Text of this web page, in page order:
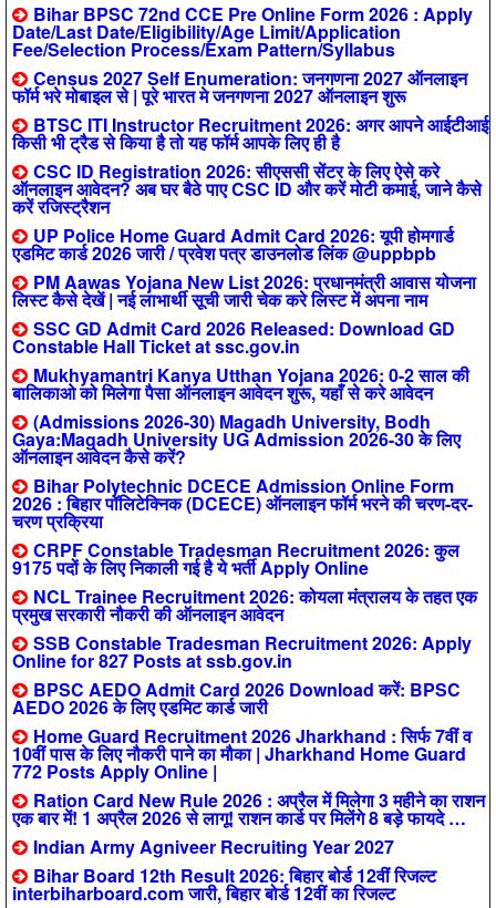
Bihar BPSC 72nd CCE Pre Online Form 2026 : Apply
Date/Last Date/Eligibility/Age Limit/Application
Fee/Selection Process/Exam Pattern/Syllabus
Census 2027 Self Enumeration: जनगणना 2027 ऑनलाइन
फॉर्म भरे मोबाइल से | पूरे भारत मे जनगणना 2027 ऑनलाइन शुरू
BTSC ITI Instructor Recruitment 2026: अगर आपने आईटीआई
किसी भी ट्रैड से किया है तो यह फॉर्म आपके लिए ही है
CSC ID Registration 2026: सीएससी सेंटर के लिए ऐसे करे
ऑनलाइन आवेदन? अब घर बैठे पाए CSC ID और करें मोटी कमाई, जाने कैसे
करें रजिस्ट्रैशन
UP Police Home Guard Admit Card 2026: यूपी होमगार्ड
एडमिट कार्ड 2026 जारी / प्रवेश पत्र डाउनलोड लिंक @uppbpb
PM Aawas Yojana New List 2026: प्रधानमंत्री आवास योजना
लिस्ट कैसे देखें | नई लाभार्थी सूची जारी चेक करे लिस्ट में अपना नाम
SSC GD Admit Card 2026 Released: Download GD
Constable Hall Ticket at ssc.gov.in
Mukhyamantri Kanya Utthan Yojana 2026: 0-2 साल की
बालिकाओ को मिलेगा पैसा ऑनलाइन आवेदन शुरू, यहाँ से करे आवेदन
(Admissions 2026-30) Magadh University, Bodh
Gaya:Magadh University UG Admission 2026-30 के लिए
ऑनलाइन आवेदन कैसे करें?
Bihar Polytechnic DCECE Admission Online Form
2026 : बिहार पॉलिटेक्निक (DCECE) ऑनलाइन फॉर्म भरने की चरण-दर-
चरण प्रक्रिया
CRPF Constable Tradesman Recruitment 2026: कुल
9175 पदों के लिए निकाली गई है ये भर्ती Apply Online
NCL Trainee Recruitment 2026: कोयला मंत्रालय के तहत एक
प्रमुख सरकारी नौकरी की ऑनलाइन आवेदन
SSB Constable Tradesman Recruitment 2026: Apply
Online for 827 Posts at ssb.gov.in
BPSC AEDO Admit Card 2026 Download करें: BPSC
AEDO 2026 के लिए एडमिट कार्ड जारी
Home Guard Recruitment 2026 Jharkhand : सिर्फ 7वीं व
10वीं पास के लिए नौकरी पाने का मौका | Jharkhand Home Guard
772 Posts Apply Online |
Ration Card New Rule 2026 : अप्रैल में मिलेगा 3 महीने का राशन
एक बार में! 1 अप्रैल 2026 से लागू! राशन कार्ड पर मिलेंगे 8 बड़े फायदे …
Indian Army Agniveer Recruiting Year 2027
Bihar Board 12th Result 2026: बिहार बोर्ड 12वीं रिजल्ट
interbiharboard.com जारी, बिहार बोर्ड 12वीं का रिजल्ट